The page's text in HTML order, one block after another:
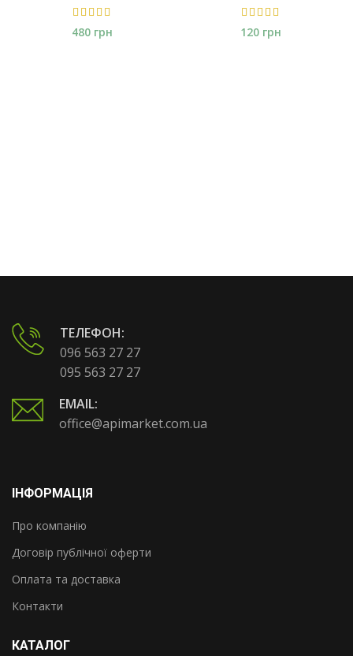
грн грн
ТЕЛЕФОН:
096 563 27 27
095 563 27 27
EMAIL:
office@apimarket.com.ua
ІНФОРМАЦІЯ
Про компанію
Договір публічної оферти
Оплата та доставка
Контакти
КАТАЛОГ